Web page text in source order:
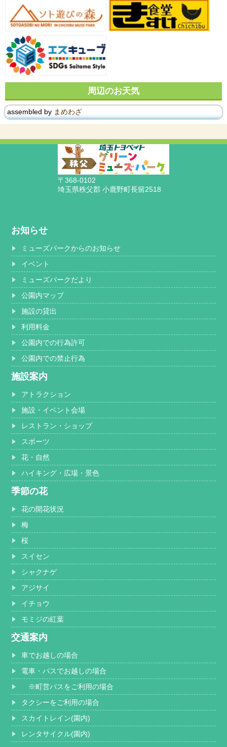
周辺のお天気
assembled by まめわざ
〒368-0102
埼玉県秩父郡 小鹿野町長留2518
お知らせ
ミューズパークからのお知らせ
イベント
ミューズパークだより
公園内マップ
施設の貸出
利用料金
公園内での行為許可
公園内での禁止行為
施設案内
アトラクション
施設・イベント会場
レストラン・ショップ
スポーツ
花・自然
ハイキング・広場・景色
季節の花
花の開花状況
梅
桜
スイセン
シャクナゲ
アジサイ
イチョウ
モミジの紅葉
交通案内
車でお越しの場合
電車・バスでお越しの場合
※町営バスをご利用の場合
タクシーをご利用の場合
スカイトレイン(園内)
レンタサイクル(園内)